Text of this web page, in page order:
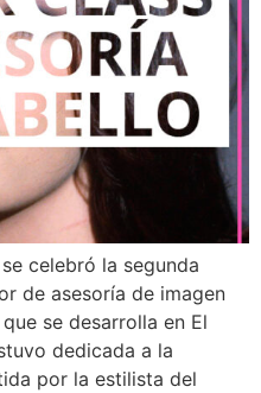
celebró la segunda
de asesoría de imagen
se desarrolla en El
dedicada a la
por la estilista del